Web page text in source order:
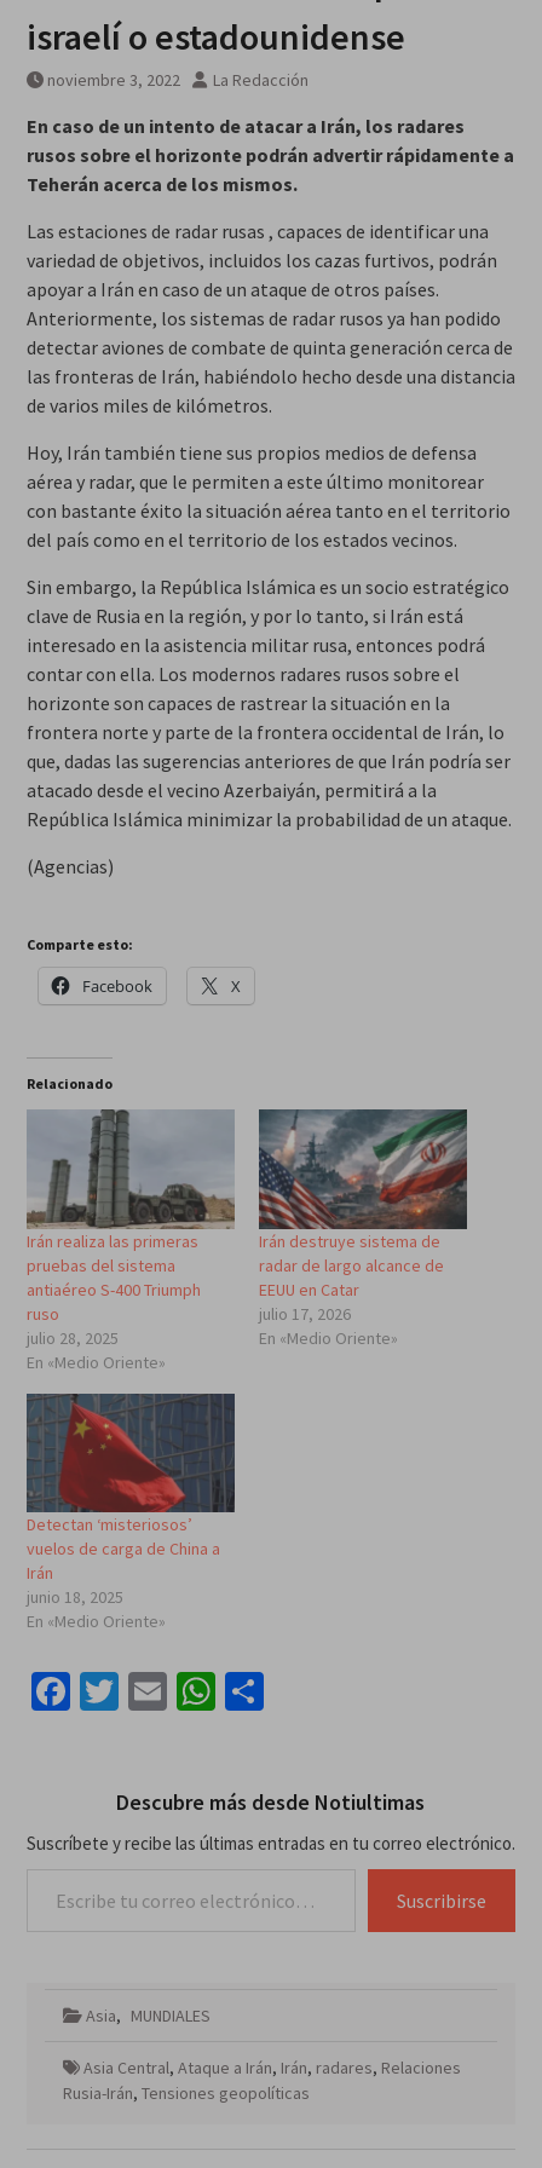
israelí o estadounidense
noviembre 3, 2022 La Redacción
En caso de un intento de atacar a Irán, los radares
rusos sobre el horizonte podrán advertir rápidamente a
Teherán acerca de los mismos.
Las estaciones de radar rusas , capaces de identificar una
variedad de objetivos, incluidos los cazas furtivos, podrán
apoyar a Irán en caso de un ataque de otros países.
Anteriormente, los sistemas de radar rusos ya han podido
detectar aviones de combate de quinta generación cerca de
las fronteras de Irán, habiéndolo hecho desde una distancia
de varios miles de kilómetros.
Hoy, Irán también tiene sus propios medios de defensa
aérea y radar, que le permiten a este último monitorear
con bastante éxito la situación aérea tanto en el territorio
del país como en el territorio de los estados vecinos.
Sin embargo, la República Islámica es un socio estratégico
clave de Rusia en la región, y por lo tanto, si Irán está
interesado en la asistencia militar rusa, entonces podrá
contar con ella. Los modernos radares rusos sobre el
horizonte son capaces de rastrear la situación en la
frontera norte y parte de la frontera occidental de Irán, lo
que, dadas las sugerencias anteriores de que Irán podría ser
atacado desde el vecino Azerbaiyán, permitirá a la
República Islámica minimizar la probabilidad de un ataque.
(Agencias)
Comparte esto:
Facebook X
Relacionado
Irán realiza las primeras
pruebas del sistema
antiaéreo S-400 Triumph
ruso
julio 28, 2025
En «Medio Oriente»
Irán destruye sistema de
radar de largo alcance de
EEUU en Catar
julio 17, 2026
En «Medio Oriente»
Detectan ‘misteriosos’
vuelos de carga de China a
Irán
junio 18, 2025
En «Medio Oriente»
Facebook
Twitter
EmailWhatsApp
Compartir
Descubre más desde Notiultimas
Suscríbete y recibe las últimas entradas en tu correo electrónico.
Suscribirse
Asia, MUNDIALES
Asia Central, Ataque a Irán, Irán, radares, Relaciones
Rusia-Irán, Tensiones geopolíticas